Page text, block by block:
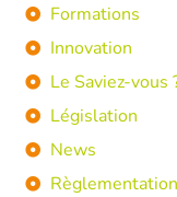
Formations
Innovation
Le Saviez-vous
Législation
News